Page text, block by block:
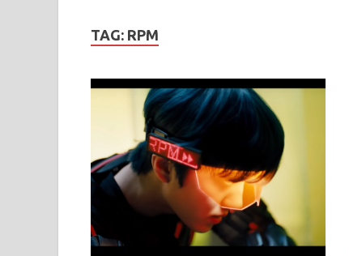
TAG: RPM